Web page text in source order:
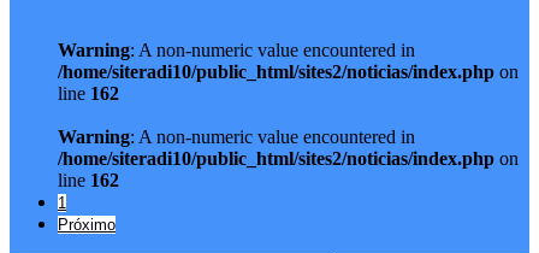
Warning: A non-numeric value encountered in
/home/siteradi10/public_html/sites2/noticias/index.php on
line 162
Warning: A non-numeric value encountered in
/home/siteradi10/public_html/sites2/noticias/index.php on
line 162
1
Próximo